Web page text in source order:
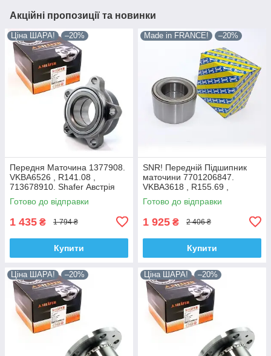
Акційні пропозиції та новинки
Ціна ШАРА! –20%
Передня Маточина 1377908.
VKBA6526 , R141.08 ,
713678910. Shafer Австрія
Готово до відправки
1 435 ₴ 1 794 ₴
Купити
Made in FRANCE! –20%
SNR! Передній Підшипник
маточини 7701206847.
VKBA3618 , R155.69 ,
713644120. Франція!
Готово до відправки
1 925 ₴ 2 406 ₴
Купити
Ціна ШАРА! –20% Ціна ШАРА! –20%